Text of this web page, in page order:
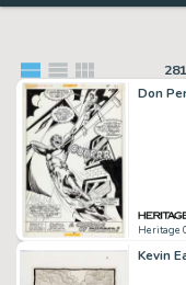
281
Heritage